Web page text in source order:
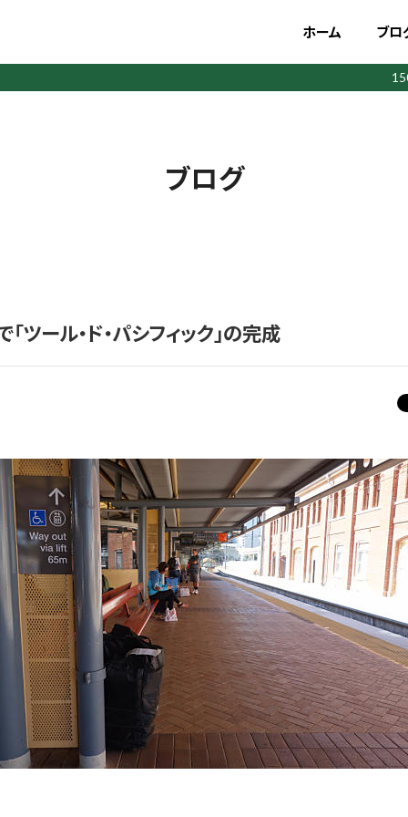
ホーム ブロ
ブログ
ツール・ド・パシフィック」の完成